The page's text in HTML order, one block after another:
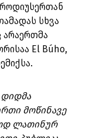
სხვა
არაერთმა
El Búho,
დიდმა
მოწინავე
ლათინურ